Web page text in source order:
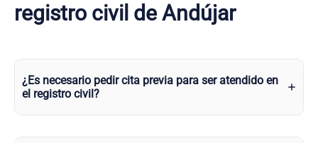
registro civil de Andújar
¿Es necesario pedir cita previa para ser atendido en
el registro civil?